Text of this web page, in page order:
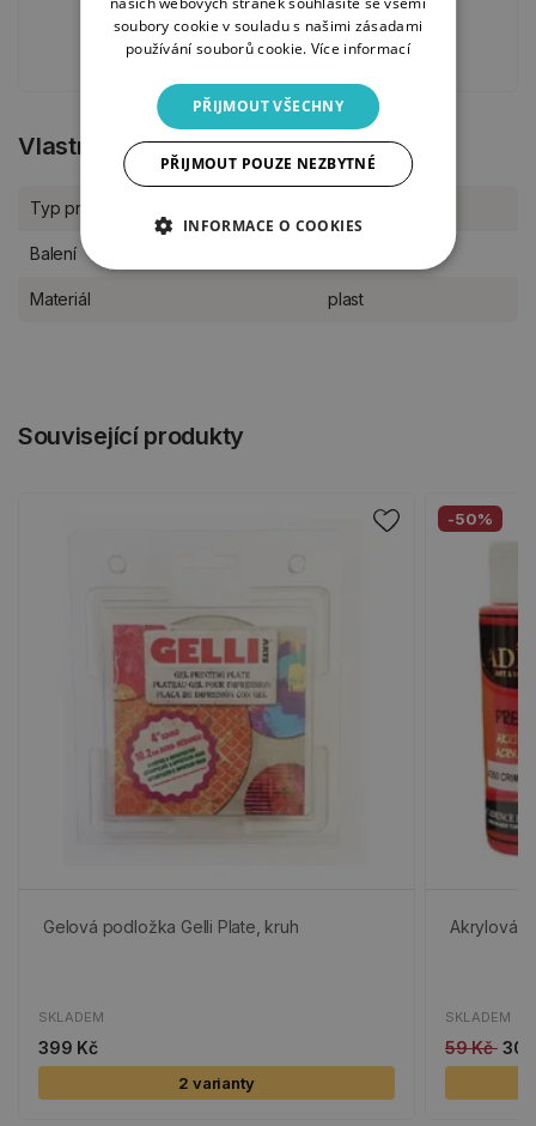
5. 12. 2024
Vlastnosti produktu
Typ produktu
Balení
Materiál plast
Související produkty
Gelová podložka Gelli Plate, kruh
SKLADEM
399 Kč
2 varianty
-50%
Akrylová
SKLADEM
59 Kč 30
soubory cookie v souladu s našimi zásadami
používání souborů cookie. Více informací
PŘIJMOUT VŠECHNY
PŘIJMOUT POUZE NEZBYTNÉ
INFORMACE O COOKIES